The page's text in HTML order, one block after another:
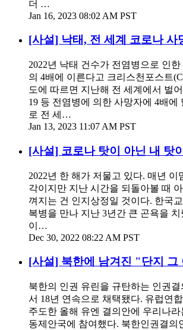
더 …
Jan 16, 2023 08:02 AM PST
[사설] 낙태, 전 세계 코로나 사
2022년 낙태 건수가 전염병으로 인
의 4배에 이른다고 크리스천포스트
도에 따르면 지난해 전 세계에서 벌
19 등 전염병에 의한 사망자에 4배에
로 전 세…
Jan 13, 2023 11:07 AM PST
[사설] 코로나 탓이 아닌 내 탓
2022년 한 해가 저물고 있다. 매년 이
각이지만 지난 시간을 되돌아볼 때
껴지는 건 인지상정일 것이다. 한국
복병을 만나 지난 3년간 큰 곤욕을
이…
Dec 30, 2022 08:22 AM PST
[사설] 북한에 남겨진 "단지 그
북한의 인권 유린을 규탄하는 인권결
서 18년 연속으로 채택됐다. 유럽연
주도한 올해 유엔 결의안에 우리나
동제안국에 참여했다. 북한인권결의